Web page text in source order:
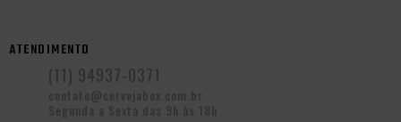
ATENDIMENTO
(11) 94937-0371
contato@cervejabox.com.br
Segunda a Sexta das 9h às 18h